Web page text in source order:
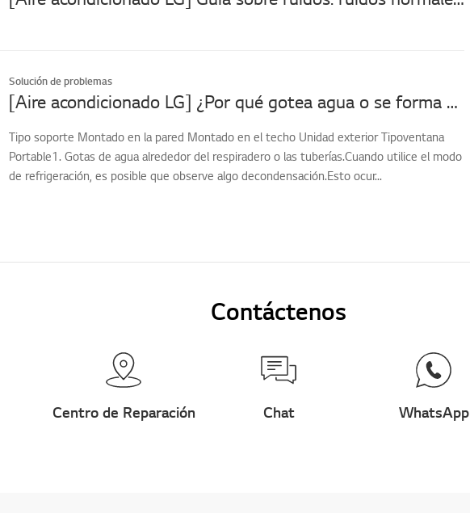
Solución de problemas
[Aire acondicionado LG] ¿Por qué gotea agua o se forma condensación en el aire acondicionado?
Tipo soporte Montado en la pared Montado en el techo Unidad exterior Tipoventana
Portable1. Gotas de agua alrededor del respiradero o las tuberías.Cuando utilice el modo
de refrigeración, es posible que observe algo decondensación.Esto ocur...
Contáctenos
Centro de Reparación Chat WhatsApp